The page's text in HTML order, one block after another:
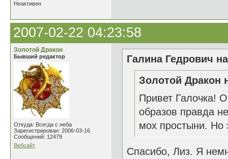
Неактивен
2007-02-22 04:23:58
Золотой Дракон
Бывший редактор
Откуда: Всегда с неба
Зарегистрирован: 2006-03-16
Сообщений: 12479
Вебсайт
Галина Гедрович
Золотой Дракон
Привет Галочка!
образов правда
мох простыни.
Спасибо, Лиз. Я